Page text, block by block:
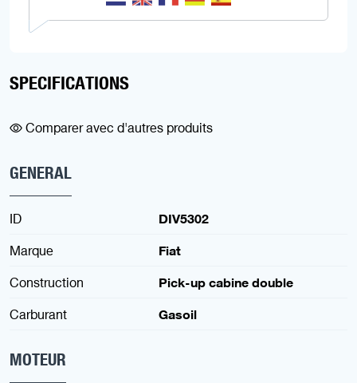
SPECIFICATIONS
Comparer avec d'autres produits
GENERAL
ID
DIV5302
Marque
Fiat
Construction
Pick-up cabine double
Carburant
Gasoil
MOTEUR